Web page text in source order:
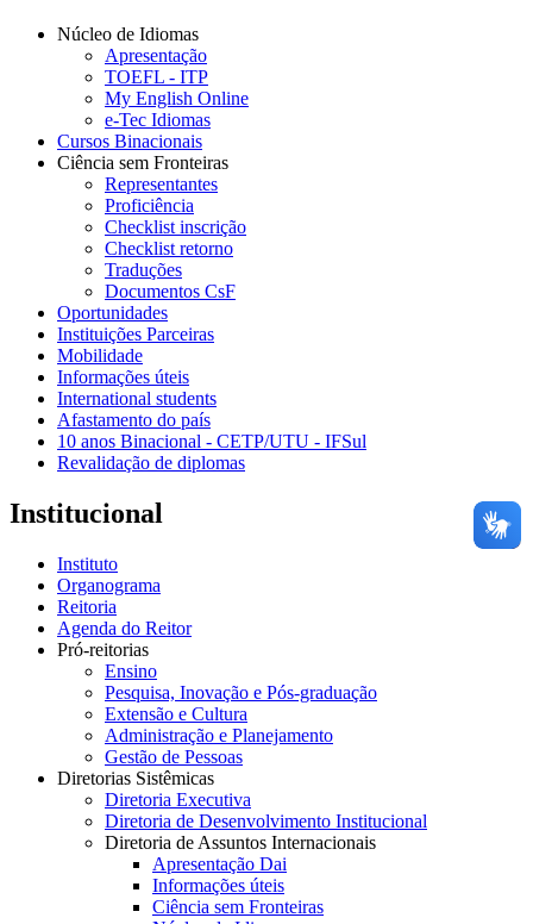
Núcleo de Idiomas
Apresentação
TOEFL - ITP
My English Online
e-Tec Idiomas
Cursos Binacionais
Ciência sem Fronteiras
Representantes
Proficiência
Checklist inscrição
Checklist retorno
Traduções
Documentos CsF
Oportunidades
Instituições Parceiras
Mobilidade
Informações úteis
International students
Afastamento do país
10 anos Binacional - CETP/UTU - IFSul
Revalidação de diplomas
Institucional
Instituto
Organograma
Reitoria
Agenda do Reitor
Pró-reitorias
Ensino
Pesquisa, Inovação e Pós-graduação
Extensão e Cultura
Administração e Planejamento
Gestão de Pessoas
Diretorias Sistêmicas
Diretoria Executiva
Diretoria de Desenvolvimento Institucional
Diretoria de Assuntos Internacionais
Apresentação Dai
Informações úteis
Ciência sem Fronteiras